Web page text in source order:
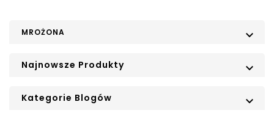
MROŻONA 
Najnowsze Produkty 
Kategorie Blogów 